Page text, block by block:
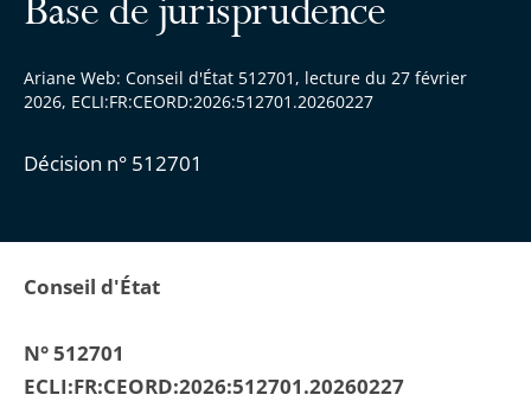
Base de jurisprudence
Ariane Web: Conseil d'État 512701, lecture du 27 février
2026, ECLI:FR:CEORD:2026:512701.20260227
Décision n° 512701
Conseil d'État
N° 512701
ECLI:FR:CEORD:2026:512701.20260227